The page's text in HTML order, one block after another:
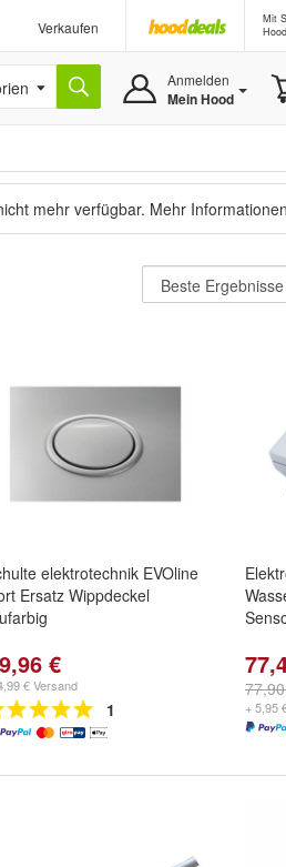
Verkaufen
Mit
Anmelden
Mein Hood
mehr verfügbar. Mehr
elektrotechnik EVOline
Ersatz Wippdeckel
€
€ Versand
1 + 5,95